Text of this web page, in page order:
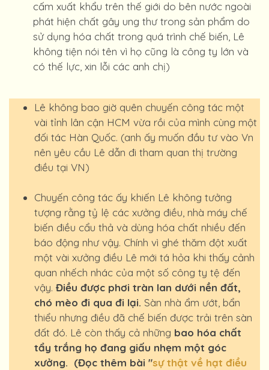
cấm xuất khẩu trên thế giới do bên nước ngoài
phát hiện chất gây ung thư trong sản phẩm do
sử dụng hóa chất trong quá trình chế biến, Lê
không tiện nói tên vì họ cũng là công ty lớn và
có thế lực, xin lỗi các anh chị)
Lê không bao giờ quên chuyến công tác một
vài tỉnh lân cận HCM vừa rồi của mình cùng một
đối tác Hàn Quốc. (anh ấy muốn đầu tư vào Vn
nên yêu cầu Lê dẫn đi tham quan thị trường
điều tại VN)
Chuyến công tác ấy khiến Lê không tưởng
tượng rằng tỷ lệ các xưởng điều, nhà máy chế
biến điều cẩu thả và dùng hóa chất nhiều đến
báo động như vậy. Chính vì ghé thăm đột xuất
một vài xưởng điều Lê mới tá hỏa khi thấy cảnh
quan nhếch nhác của một số công ty tệ đến
vậy. Điều được phơi tràn lan dưới nền đất,
chó mèo đi qua đi lại. Sàn nhà ẩm ướt, bẩn
thiểu nhưng điều đã chế biến được trải trên sàn
đất đó. Lê còn thấy cả những bao hóa chất
tẩy trắng họ đang giấu nhẹm một góc
xưởng. (Đọc thêm bài "sự thật về hạt điều